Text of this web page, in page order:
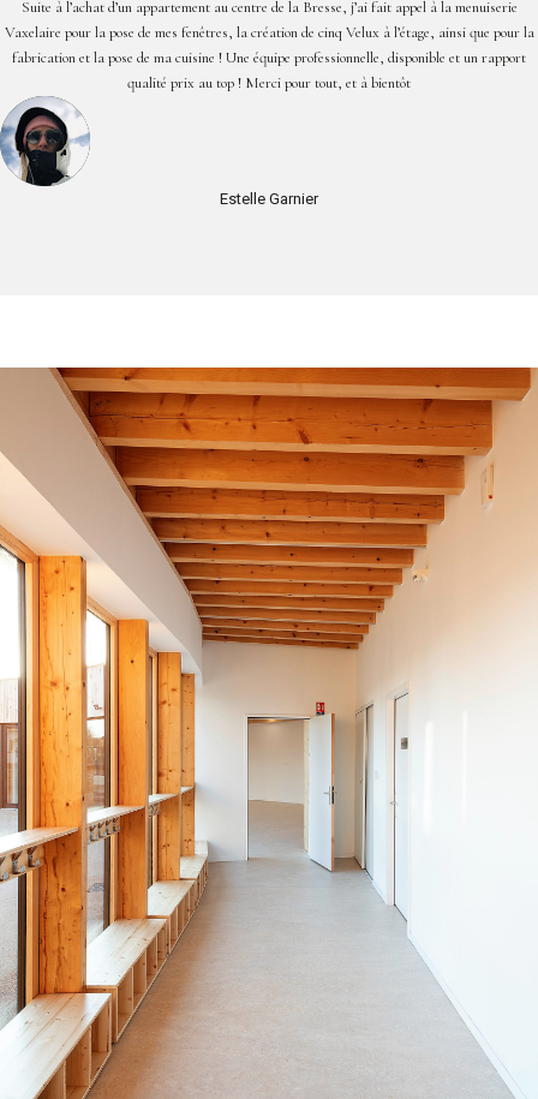
Suite à l’achat d’un appartement au centre de la Bresse, j’ai fait appel à la menuiserie
Vaxelaire pour la pose de mes fenêtres, la création de cinq Velux à l’étage, ainsi que pour la
fabrication et la pose de ma cuisine ! Une équipe professionnelle, disponible et un rapport
qualité prix au top ! Merci pour tout, et à bientôt
Estelle Garnier